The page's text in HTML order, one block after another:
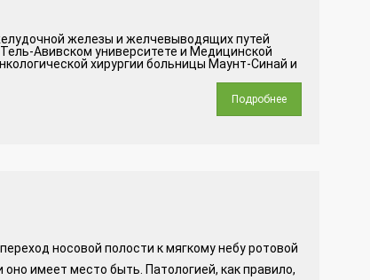
железы и желчевыводящих путей
Авивском университете и Медицинской
хирургии больницы Маунт-Синай и
Подробнее
носовой полости к мягкому небу ротовой
имеет место быть. Патологией, как правило,